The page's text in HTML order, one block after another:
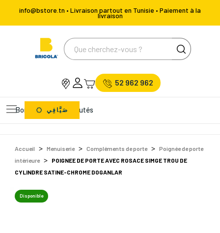
info@bstore.tn • Livraison partout en Tunisie • Paiement à la
livraison
52 962 962
Bons Plans Nouveautés
صَيَّافِي
Accueil Menuiserie Compléments de porte
Poignée de porte
intérieure
POIGNEE DE PORTE AVEC ROSACE SIMGE TROU DE
CYLINDRE SATINE-CHROME DOGANLAR
Disponible